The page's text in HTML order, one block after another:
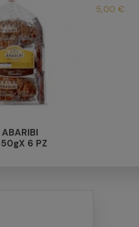
6 PZ
5,00 €